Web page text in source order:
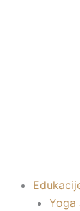
Yoga